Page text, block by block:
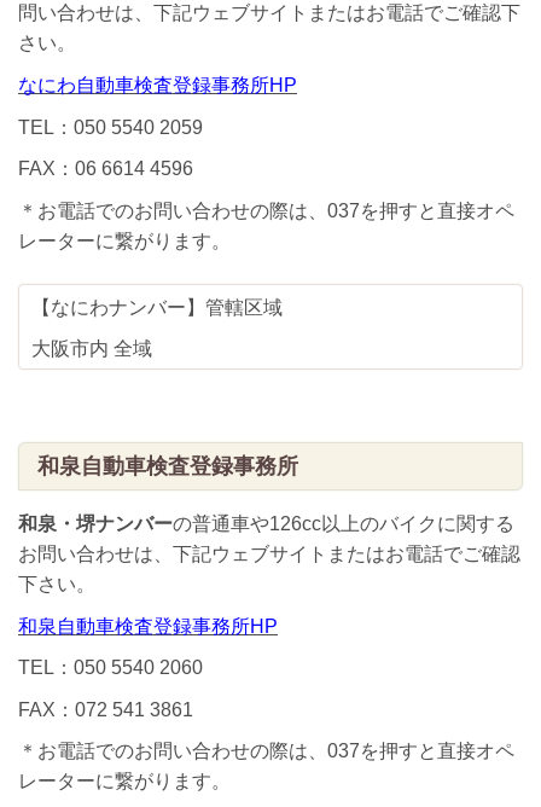
問い合わせは、下記ウェブサイトまたはお電話でご確認下
さい。
なにわ自動車検査登録事務所HP
TEL：050 5540 2059
FAX：06 6614 4596
＊お電話でのお問い合わせの際は、037を押すと直接オペ
レーターに繋がります。
【なにわナンバー】管轄区域
大阪市内 全域
和泉自動車検査登録事務所
和泉・堺ナンバーの普通車や126cc以上のバイクに関する
お問い合わせは、下記ウェブサイトまたはお電話でご確認
下さい。
和泉自動車検査登録事務所HP
TEL：050 5540 2060
FAX：072 541 3861
＊お電話でのお問い合わせの際は、037を押すと直接オペ
レーターに繋がります。